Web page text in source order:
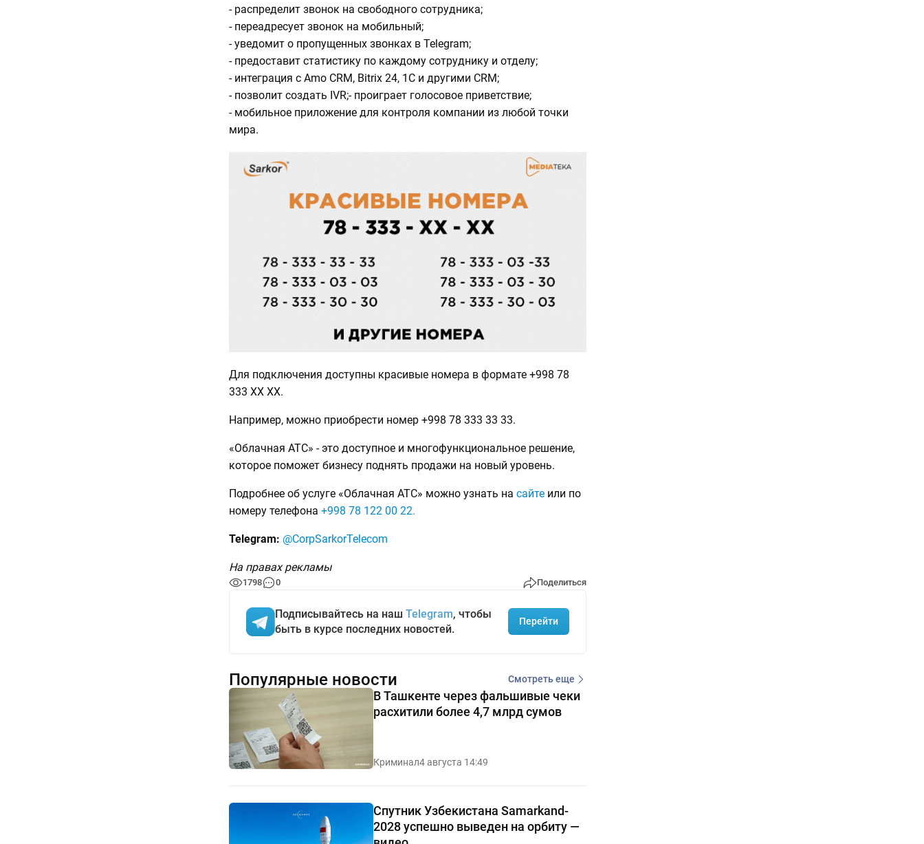
- распределит звонок на свободного сотрудника;
- переадресует звонок на мобильный;
- уведомит о пропущенных звонках в Telegram;
- предоставит статистику по каждому сотруднику и отделу;
- интеграция с Аmo CRM, Bitrix 24, 1С и другими СRM;
- позволит создать IVR;- проиграет голосовое приветствие;
- мобильное приложение для контроля компании из любой точки
мира.
Для подключения доступны красивые номера в формате +998 78
333 XX XX.
Например, можно приобрести номер +998 78 333 33 33.
«‎Облачная АТС» - это доступное и многофункциональное решение,
которое поможет бизнесу поднять продажи на новый уровень.
Подробнее об услуге «Облачная АТС» можно узнать на сайтеили по
номеру телефона +998 78 122 00 22.
Telegram: @CorpSarkorTelecom
На правах рекламы
1798 0 Поделиться
Подписывайтесь на наш Telegram, чтобы
быть в курсе последних новостей.
Перейти
Популярные новости Смотреть еще
В Ташкенте через фальшивые чеки
расхитили более 4,7 млрд сумов
Криминал4 августа 14:49
Спутник Узбекистана Samarkand-
2028 успешно выведен на орбиту —